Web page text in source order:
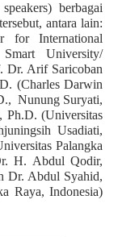
berbagai
antara lain:
for International
University/
Dr. Arif Saricoban
(Charles Darwin
Nunung Suryati,
(Universitas
Usadiati,
Palangka
H. Abdul Qodir,
Dr. Abdul Syahid,
Raya, Indonesia)